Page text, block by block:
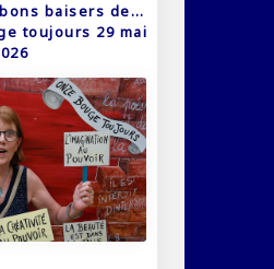
baisers de…
toujours 29 mai